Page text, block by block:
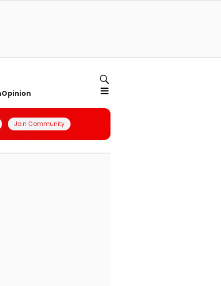
Opinion
Join Community